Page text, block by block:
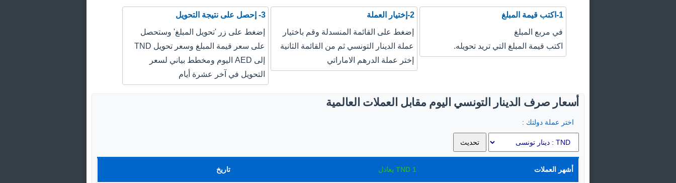
1-اكتب قيمة المبلغ
في مربع المبلغ
اكتب قيمة المبلغ التي تريد تحويله.
2-إختيار العملة
إضغط على القائمة المنسدلة وقم باختيار
عملة الدينار التونسي ثم من القائمة الثانية
إختر عملة الدرهم الاماراتي
3- إحصل على نتيجة التحويل
إضغط على زر 'تحويل المبلغ' وستحصل
على سعر قيمة المبلغ وسعر تحويل TND
إلى AED اليوم ومخطط بياني لسعر
التحويل في آخر عشرة أيام
أسعار صرف الدينار التونسي اليوم مقابل العملات العالمية
اختر عملة دولتك :
أشهر العملات 1
TND يعادل تاريخ